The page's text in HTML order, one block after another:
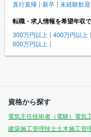
直行直帰
新卒 未経験歓迎
転職・求人情報を希望年収
300万円以上
400万円以上
800万円以上
資格から探す
電気主任技術者（電験） 電気
建築施工管理技士土木施工管